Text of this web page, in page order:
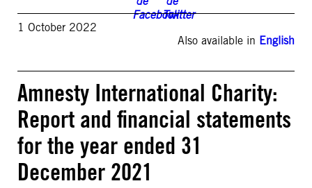
1 October 2022
Also available in English
Amnesty International Charity:
Report and financial statements
for the year ended 31
December 2021